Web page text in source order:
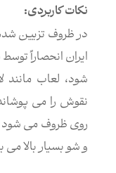
نکات کاربردی:
در ظروف تزیین
ایران انحصاراً
شود، لعاب
نقوش را می
روی ظروف می شود
و شو بسیار بالا می